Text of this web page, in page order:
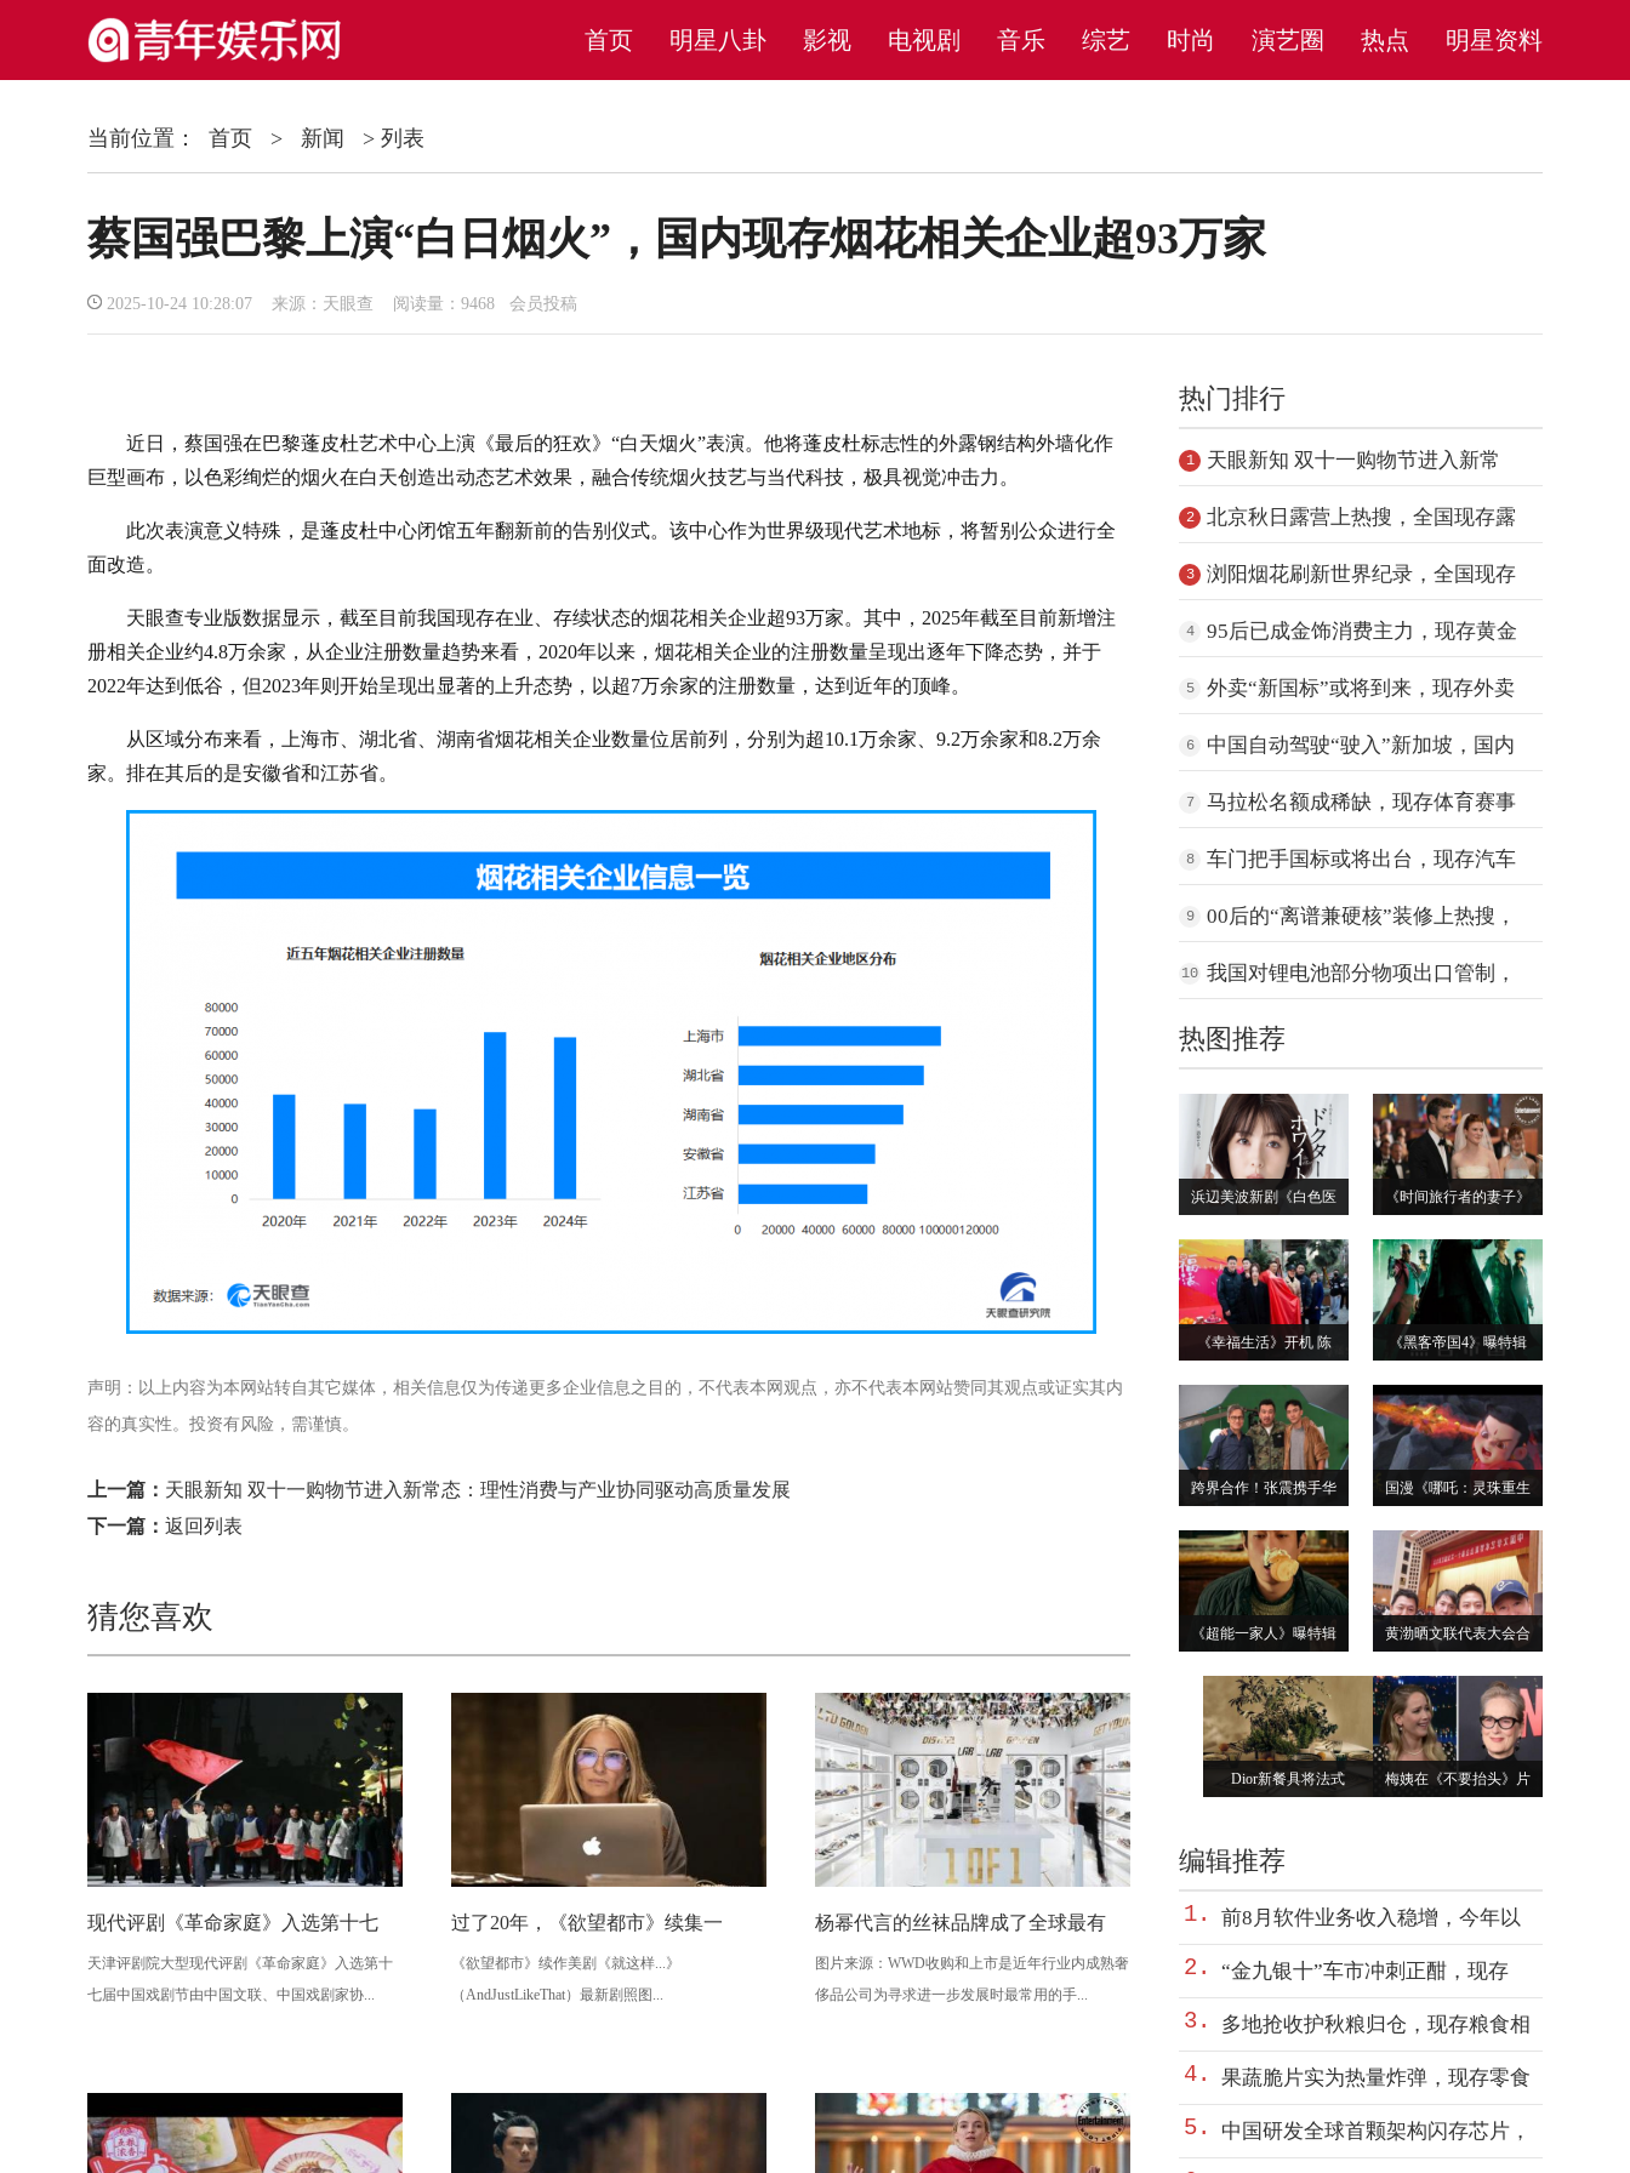
首页 明星八卦 影视 电视剧 音乐 综艺 时尚 演艺圈 热点 明星资料
当前位置： 首页 > 新闻 > 列表
蔡国强巴黎上演“白日烟火”，国内现存烟花相关企业超93万家
2025-10-24 10:28:07 来源：天眼查 阅读量：9468 会员投稿
近日，蔡国强在巴黎蓬皮杜艺术中心上演《最后的狂欢》“白天烟火”表演。他将蓬皮杜标志性的外露钢结构外墙化作
巨型画布，以色彩绚烂的烟火在白天创造出动态艺术效果，融合传统烟火技艺与当代科技，极具视觉冲击力。
此次表演意义特殊，是蓬皮杜中心闭馆五年翻新前的告别仪式。该中心作为世界级现代艺术地标，将暂别公众进行全
面改造。
天眼查专业版数据显示，截至目前我国现存在业、存续状态的烟花相关企业超93万家。其中，2025年截至目前新增注
册相关企业约4.8万余家，从企业注册数量趋势来看，2020年以来，烟花相关企业的注册数量呈现出逐年下降态势，并于
2022年达到低谷，但2023年则开始呈现出显著的上升态势，以超7万余家的注册数量，达到近年的顶峰。
从区域分布来看，上海市、湖北省、湖南省烟花相关企业数量位居前列，分别为超10.1万余家、9.2万余家和8.2万余
家。排在其后的是安徽省和江苏省。
声明：以上内容为本网站转自其它媒体，相关信息仅为传递更多企业信息之目的，不代表本网观点，亦不代表本网站赞同其观点或证实其内
容的真实性。投资有风险，需谨慎。
上一篇： 天眼新知 双十一购物节进入新常态：理性消费与产业协同驱动高质量发展
下一篇： 返回列表
猜您喜欢
现代评剧《革命家庭》入选第十七
天津评剧院大型现代评剧《革命家庭》入选第十
七届中国戏剧节由中国文联、中国戏剧家协...
过了20年，《欲望都市》续集一
《欲望都市》续作美剧《就这样...》
（AndJustLikeThat）最新剧照图...
杨幂代言的丝袜品牌成了全球最有
图片来源：WWD收购和上市是近年行业内成熟奢
侈品公司为寻求进一步发展时最常用的手...
热门排行
1 天眼新知 双十一购物节进入新常
态：理
2 北京秋日露营上热搜，全国现存露
营相关
3 浏阳烟花刷新世界纪录，全国现存
烟花相
4 95后已成金饰消费主力，现存黄金
饰品
5 外卖“新国标”或将到来，现存外卖
相关
6 中国自动驾驶“驶入”新加坡，国内
现存
7 马拉松名额成稀缺，现存体育赛事
相关企
8 车门把手国标或将出台，现存汽车
产销相
9 00后的“离谱兼硬核”装修上热搜，
现
10 我国对锂电池部分物项出口管制，
现存锂
热图推荐
《时间旅行者的妻子》
浜辺美波新剧《白色医
《黑客帝国4》曝特辑
《幸福生活》开机 陈
国漫《哪吒：灵珠重生
跨界合作！张震携手华
黄渤晒文联代表大会合
《超能一家人》曝特辑
梅姨在《不要抬头》片
Dior新餐具将法式
编辑推荐
1. 前8月软件业务收入稳增，今年以
2. “金九银十”车市冲刺正酣，现存
3. 多地抢收护秋粮归仓，现存粮食相
4. 果蔬脆片实为热量炸弹，现存零食
5. 中国研发全球首颗架构闪存芯片，